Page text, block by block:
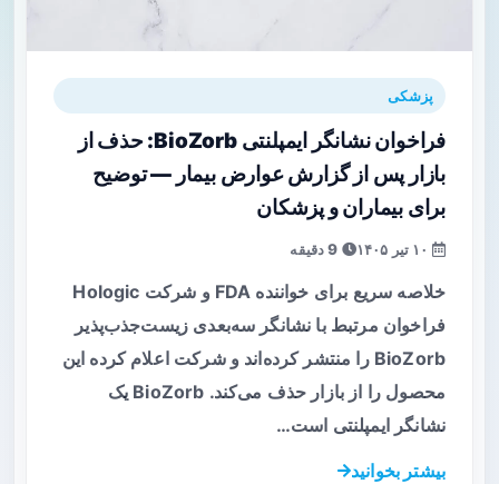
پزشکی
فراخوان نشانگر ایمپلنتی BioZorb: حذف از
بازار پس از گزارش عوارض بیمار — توضیح
برای بیماران و پزشکان
خلاصه سریع برای خواننده FDA و شرکت Hologic
فراخوان مرتبط با نشانگر سه‌بعدی زیست‌جذب‌پذیر
BioZorb را منتشر کرده‌اند و شرکت اعلام کرده این
محصول را از بازار حذف می‌کند. BioZorb یک
نشانگر ایمپلنتی است…
بیشتر بخوانید